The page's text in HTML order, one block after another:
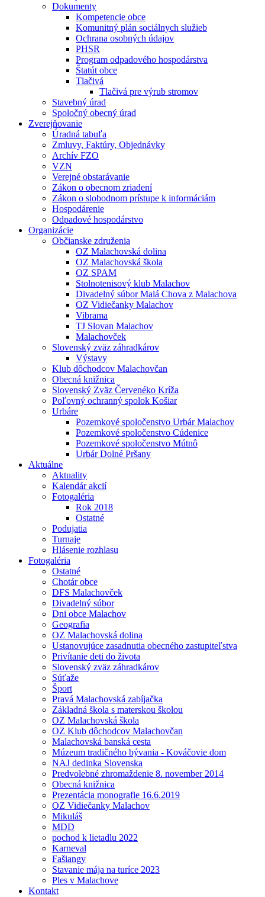
Dokumenty
Kompetencie obce
Komunitný plán sociálnych služieb
Ochrana osobných údajov
PHSR
Program odpadového hospodárstva
Štatút obce
Tlačivá
Tlačivá pre výrub stromov
Stavebný úrad
Spoločný obecný úrad
Zverejňovanie
Úradná tabuľa
Zmluvy, Faktúry, Objednávky
Archív FZO
VZN
Verejné obstarávanie
Zákon o obecnom zriadení
Zákon o slobodnom prístupe k informáciám
Hospodárenie
Odpadové hospodárstvo
Organizácie
Občianske združenia
OZ Malachovská dolina
OZ Malachovská škola
OZ SPAM
Stolnotenisový klub Malachov
Divadelný súbor Malá Chova z Malachova
OZ Vidiečanky Malachov
Vibrama
TJ Slovan Malachov
Malachovček
Slovenský zväz záhradkárov
Výstavy
Klub dôchodcov Malachovčan
Obecná knižnica
Slovenský Zväz Červenéko Kríža
Poľovný ochranný spolok Košiar
Urbáre
Pozemkové spoločenstvo Urbár Malachov
Pozemkové spoločenstvo Cúdenice
Pozemkové spoločenstvo Mútnô
Urbár Dolné Pršany
Aktuálne
Aktuality
Kalendár akcií
Fotogaléria
Rok 2018
Ostatné
Podujatia
Turnaje
Hlásenie rozhlasu
Fotogaléria
Ostatné
Chotár obce
DFS Malachovček
Divadelný súbor
Dni obce Malachov
Geografia
OZ Malachovská dolina
Ustanovujúce zasadnutia obecného zastupiteľstva
Privítanie deti do života
Slovenský zväz záhradkárov
Súťaže
Šport
Pravá Malachovská zabíjačka
Základná škola s materskou školou
OZ Malachovská škola
OZ Klub dôchodcov Malachovčan
Malachovská banská cesta
Múzeum tradičného bývania - Kováčovie dom
NAJ dedinka Slovenska
Predvolebné zhromaždenie 8. november 2014
Obecná knižnica
Prezentácia monografie 16.6.2019
OZ Vidiečanky Malachov
Mikuláš
MDD
pochod k lietadlu 2022
Karneval
Fašiangy
Stavanie mája na turíce 2023
Ples v Malachove
Kontakt